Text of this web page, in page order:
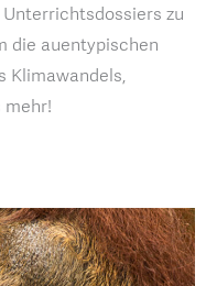
zu
die auentypischen
Klimawandels,
mehr!